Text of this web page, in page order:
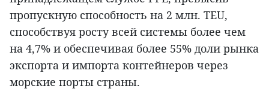
пропускную способность на 2 млн. TEU,
способствуя росту всей системы более чем
на 4,7% и обеспечивая более 55% доли рынка
экспорта и импорта контейнеров через
морские порты страны.